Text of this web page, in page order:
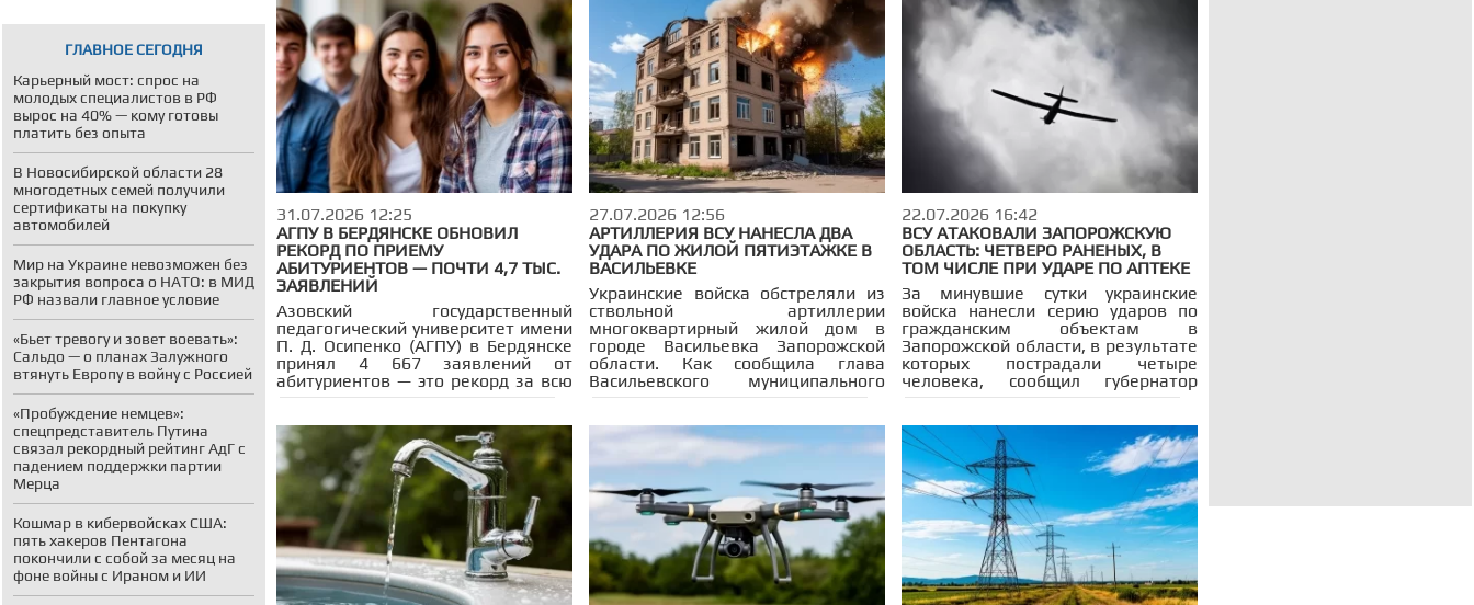
ГЛАВНОЕ СЕГОДНЯ
Карьерный мост: спрос на
молодых специалистов в РФ
вырос на 40% — кому готовы
платить без опыта
В Новосибирской области 28
многодетных семей получили
сертификаты на покупку
автомобилей
Мир на Украине невозможен без
закрытия вопроса о НАТО: в МИД
РФ назвали главное условие
«Бьет тревогу и зовет воевать»:
Сальдо — о планах Залужного
втянуть Европу в войну с Россией
«Пробуждение немцев»:
спецпредставитель Путина
связал рекордный рейтинг АдГ с
падением поддержки партии
Мерца
Кошмар в кибервойсках США:
пять хакеров Пентагона
покончили с собой за месяц на
фоне войны с Ираном и ИИ
31.07.2026 12:25
АГПУ В БЕРДЯНСКЕ ОБНОВИЛ
РЕКОРД ПО ПРИЕМУ
АБИТУРИЕНТОВ — ПОЧТИ 4,7 ТЫС.
ЗАЯВЛЕНИЙ
Азовский государственный
педагогический университет имени
П. Д. Осипенко (АГПУ) в Бердянске
принял 4 667 заявлений от
абитуриентов — это рекорд за всю
историю вуза. Приемная кампания
уже превысил прошлогодний
результат на 704 заявления.
27.07.2026 12:56
АРТИЛЛЕРИЯ ВСУ НАНЕСЛА ДВА
УДАРА ПО ЖИЛОЙ ПЯТИЭТАЖКЕ В
ВАСИЛЬЕВКЕ
Украинские войска обстреляли из
ствольной артиллерии
многоквартирный жилой дом в
городе Васильевка Запорожской
области. Как сообщила глава
Васильевского муниципального
округа Наталья Романиченко, всего
считая ударов дронами. В
результате атаки пострадала 22-
летняя девушка 2004 года
рождения.
22.07.2026 16:42
ВСУ АТАКОВАЛИ ЗАПОРОЖСКУЮ
ОБЛАСТЬ: ЧЕТВЕРО РАНЕНЫХ, В
ТОМ ЧИСЛЕ ПРИ УДАРЕ ПО АПТЕКЕ
За минувшие сутки украинские
войска нанесли серию ударов по
гражданским объектам в
Запорожской области, в результате
которых пострадали четыре
человека, сообщил губернатор
Евгений Балицкий. Наиболее
зафиксированы в Каменке-
Днепровской, где удар
беспилотника пришелся по зданию
аптеки — ранения получили 68-
летний мужчина и 21-летний
парень.